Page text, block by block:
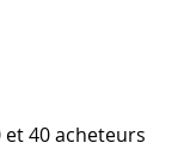
40 acheteurs